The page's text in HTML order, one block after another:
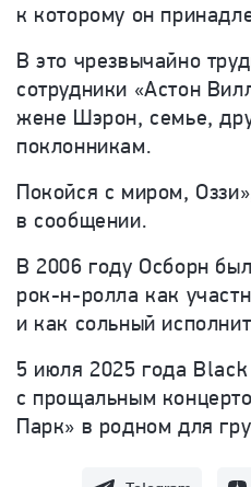
к которому он
В это чрезвычайно
сотрудники «Астон
жене Шэрон, семье,
поклонникам.
Покойся с миром,
в сообщении.
В 2006 году Осборн
рок-н-ролла как
и как сольный
5 июля 2025 года
с прощальным
Парк» в родном для